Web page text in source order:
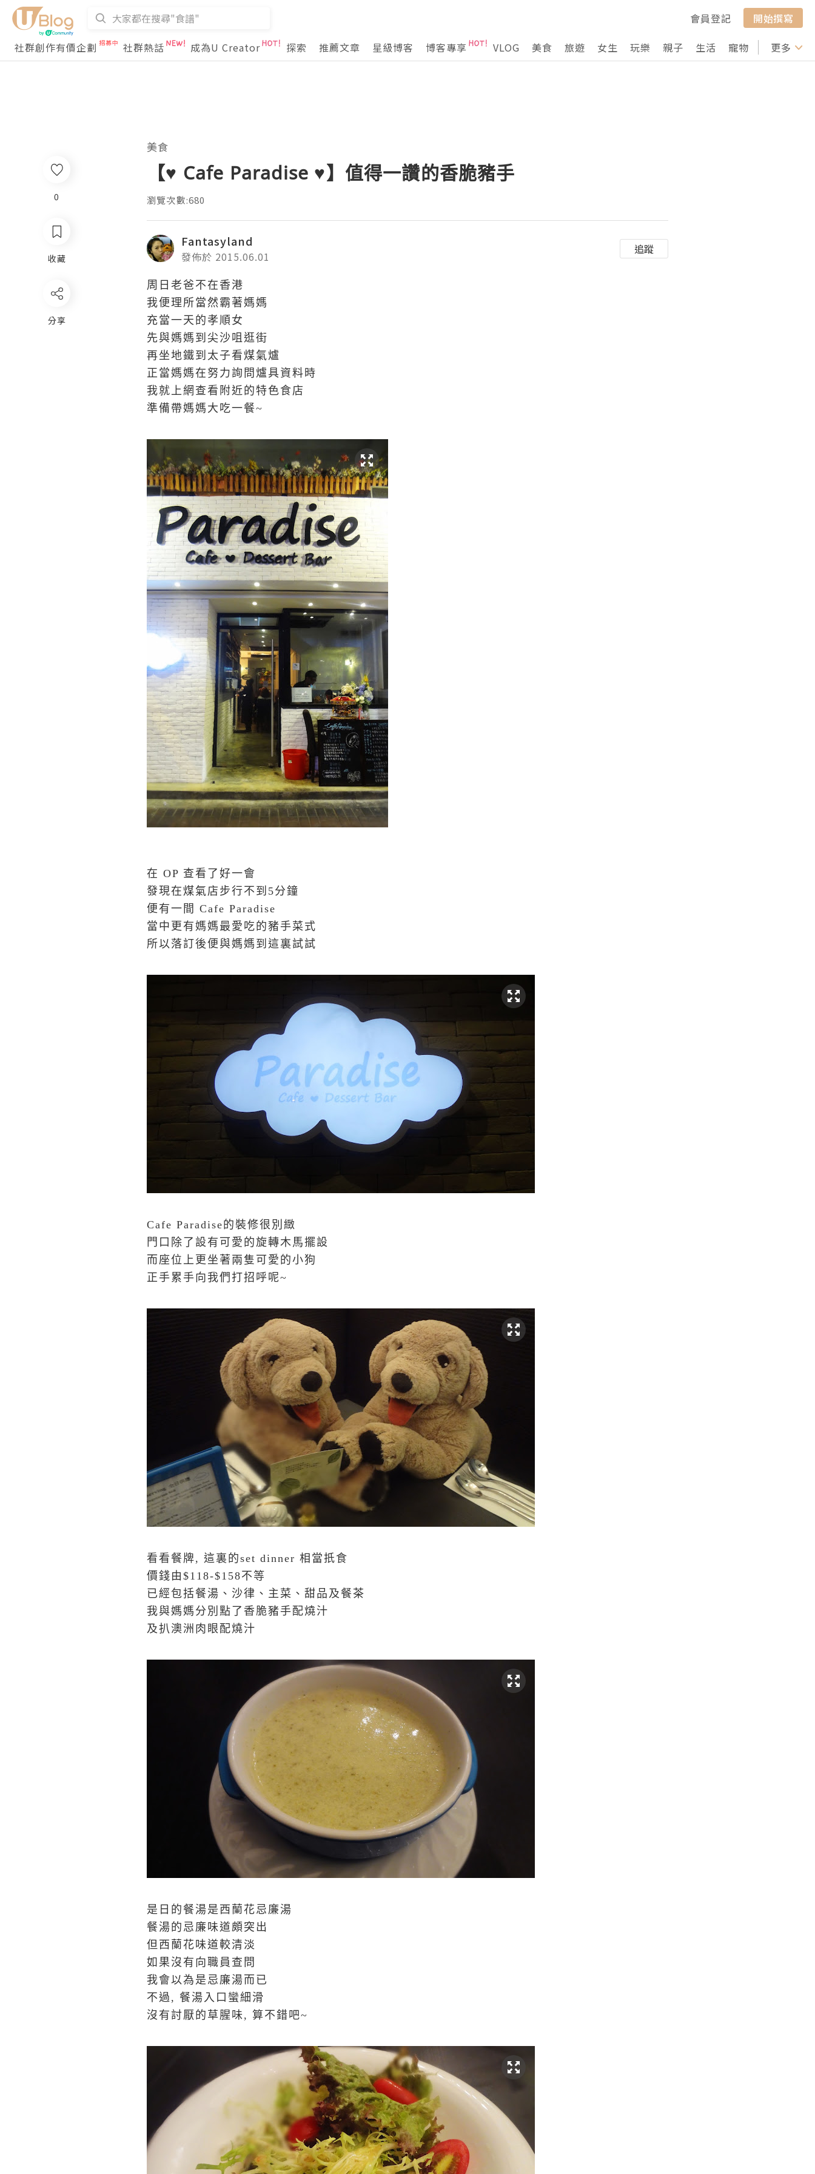
會員登記
開始撰寫
社群創作有價企劃
社群熱話 成為U Creator 探索 推薦文章 星級博客 博客專享 VLOG 美食 旅遊 女生 玩樂 親子 生活 寵物 行山 打卡
更多
0
收藏
分享
美食
【♥ Cafe Paradise ♥】值得一讚的香脆豬手
瀏覽次數:680
Fantasyland
發佈於 2015.06.01
追蹤
周日老爸不在香港
我便理所當然霸著媽媽
充當一天的孝順女
先與媽媽到尖沙咀逛街
再坐地鐵到太子看煤氣爐
正當媽媽在努力詢問爐具資料時
我就上網查看附近的特色食店
準備帶媽媽大吃一餐~
在 OP 查看了好一會
發現在煤氣店步行不到5分鐘
便有一間 Cafe Paradise
當中更有媽媽最愛吃的豬手菜式
所以落訂後便與媽媽到這裏試試
Cafe Paradise的裝修很別緻
門口除了設有可愛的旋轉木馬擺設
而座位上更坐著兩隻可愛的小狗
正手累手向我們打招呼呢~
看看餐牌, 這裏的set dinner 相當扺食
價錢由$118-$158不等
已經包括餐湯、沙律、主菜、甜品及餐茶
我與媽媽分別點了香脆豬手配燒汁
及扒澳洲肉眼配燒汁
是日的餐湯是西蘭花忌廉湯
餐湯的忌廉味道頗突出
但西蘭花味道較清淡
如果沒有向職員查問
我會以為是忌廉湯而已
不過, 餐湯入口蠻細滑
沒有討厭的草腥味, 算不錯吧~